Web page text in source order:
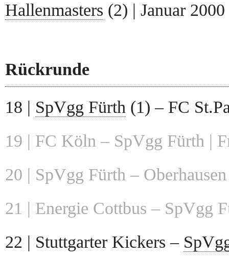
Hallenmasters (2) | Januar 2000
Rückrunde
18 | SpVgg Fürth (1) – FC
19 | FC Köln – SpVgg Fürth |
20 | SpVgg Fürth –
21 | Energie Cottbus – SpVgg
22 | Stuttgarter Kickers –